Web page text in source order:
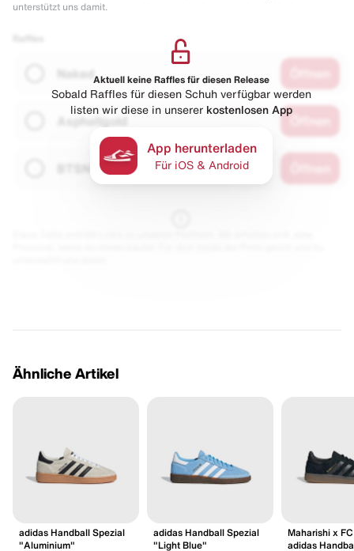
unterstützt uns damit.
Naked
Asphaltgold
Aktuell keine Raffles für diesen Release
Sobald Raffles für diesen Schuh verfügbar werden
listen wir diese in unserer kostenlosen App
App herunterladen
Für iOS & Android
Ähnliche Artikel
adidas Handball Spezial
"Aluminium"
adidas Handball Spezial
"Light Blue"
Maharishi x
adidas